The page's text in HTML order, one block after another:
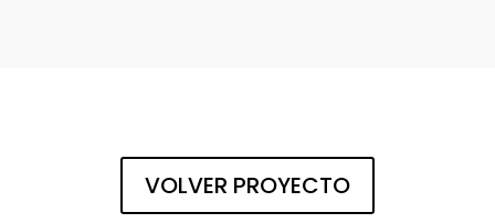
VOLVER PROYECTO